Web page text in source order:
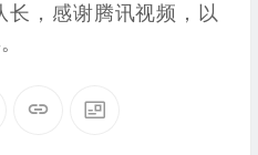
长，感谢腾讯视频，以